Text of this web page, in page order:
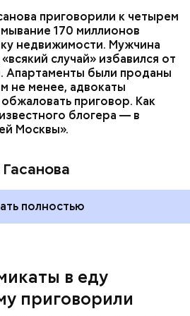
приговорили к четырем
170 миллионов
недвижимости. Мужчина
случай» избавился от
Апартаменты были проданы
не менее, адвокаты
приговор. Как
блогера — в
Москвы».
полностью
в еду
приговорили
В квартире потерпевших
камеру видеонаблюдения. На
ела его младшая сестра.
следователи посчитали, что
была квартира родителей,
перешла бы сыну. Но
Миссюра заявил, что ранее